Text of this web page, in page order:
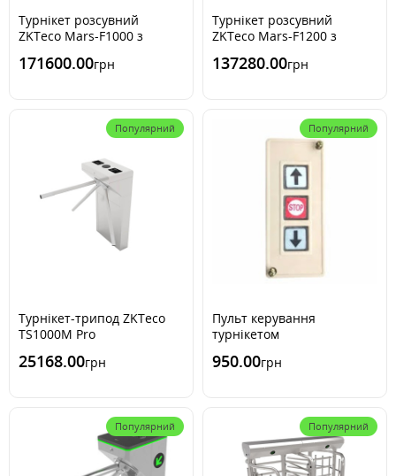
Турнікет розсувний
ZKTeco Mars-F1000 з
171600.00грн
Турнікет розсувний
ZKTeco Mars-F1200 з
137280.00грн
Популярний
Турнікет-трипод ZKTeco
TS1000M Pro
25168.00грн
Популярний
Пульт керування
турнікетом
950.00грн
Популярний Популярний